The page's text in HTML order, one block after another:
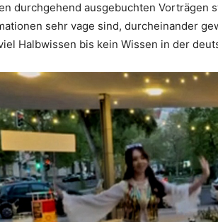
durchgehend ausgebuchten Vorträgen
sehr vage sind, durcheinander
Halbwissen bis kein Wissen in der